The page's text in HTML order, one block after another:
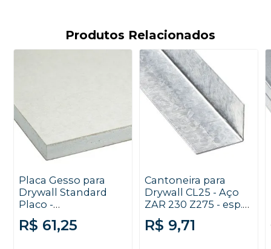
Produtos Relacionados
Placa Gesso para
Drywall Standard
Placo -
12,5x1200x1800mm
R$ 61,25
Cantoneira para
Drywall CL25 - Aço
ZAR 230 Z275 - esp.
0,50mm x 3000mm
R$ 9,71